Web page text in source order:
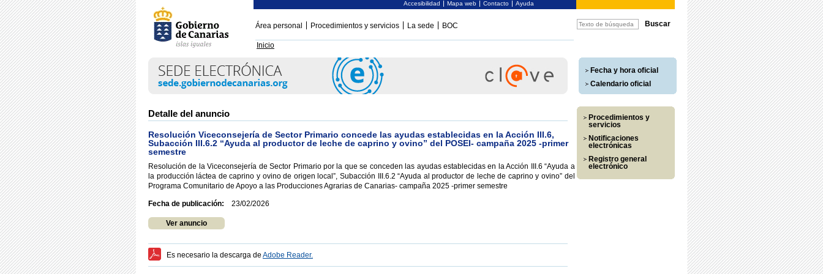
Accesibilidad Mapa web Contacto Ayuda
Área personal Procedimientos y servicios La sede BOC
Inicio
Fecha y hora oficial
Calendario oficial
Detalle del anuncio
Resolución Viceconsejería de Sector Primario concede las ayudas establecidas en la Acción III.6,
Subacción III.6.2 “Ayuda al productor de leche de caprino y ovino” del POSEI- campaña 2025 -primer
semestre
Resolución de la Viceconsejería de Sector Primario por la que se conceden las ayudas establecidas en la Acción III.6 “Ayuda a
la producción láctea de caprino y ovino de origen local”, Subacción III.6.2 “Ayuda al productor de leche de caprino y ovino” del
Programa Comunitario de Apoyo a las Producciones Agrarias de Canarias- campaña 2025 -primer semestre
Fecha de publicación: 23/02/2026
Ver anuncio
Es necesario la descarga de Adobe Reader.
Procedimientos y
servicios
Notificaciones
electrónicas
Registro general
electrónico